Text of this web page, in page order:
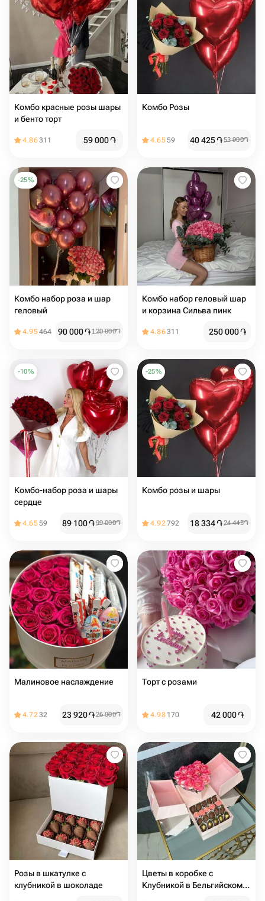
Комбо красные розы шары
и бенто торт
4.86311 59 000֏
Комбо Розы
4.6559 40 425֏53 900֏
-25%
Комбо набор роза и шар
геловый
4.95464 90 000֏ 120 000֏
Комбо набор геловый шар
и корзина Сильва пинк
4.86311 250 000֏
-10%
Комбо-набор роза и шары
сердце
4.6559 89 100֏99 000֏
-25%
Комбо розы и шары
4.92792 18 334֏24 445֏
Малиновое наслаждение
4.7232 23 920֏26 000֏
Торт с розами
4.98 170 42 000֏
Розы в шкатулке с
клубникой в шоколаде
Цветы в коробке с
Клубникой в Бельгийском